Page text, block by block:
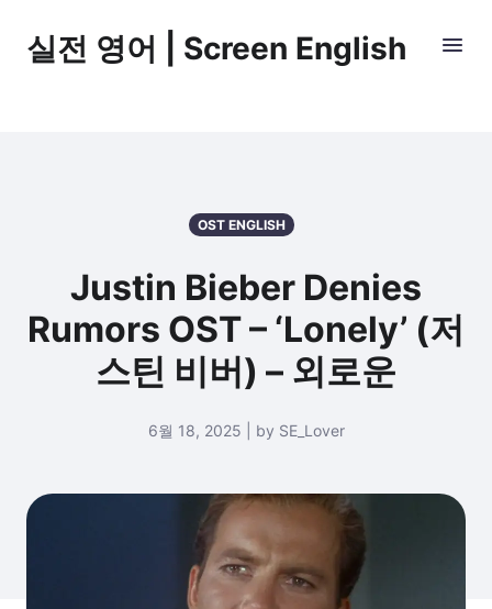
실전 영어 | Screen English
OST ENGLISH
Justin Bieber Denies
Rumors OST – ‘Lonely’ (저
스틴 비버) – 외로운
6월 18, 2025 | by SE_Lover